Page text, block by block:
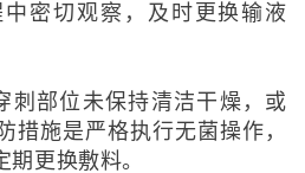
密切观察，及时更换输液
刺部位未保持清洁干燥，或
措施是严格执行无菌操作，
更换敷料。